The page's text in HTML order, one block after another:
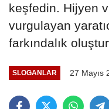
keşfedin. Hijyen
vurgulayan
farkındalık
SLOGANLAR 27 Mayıs